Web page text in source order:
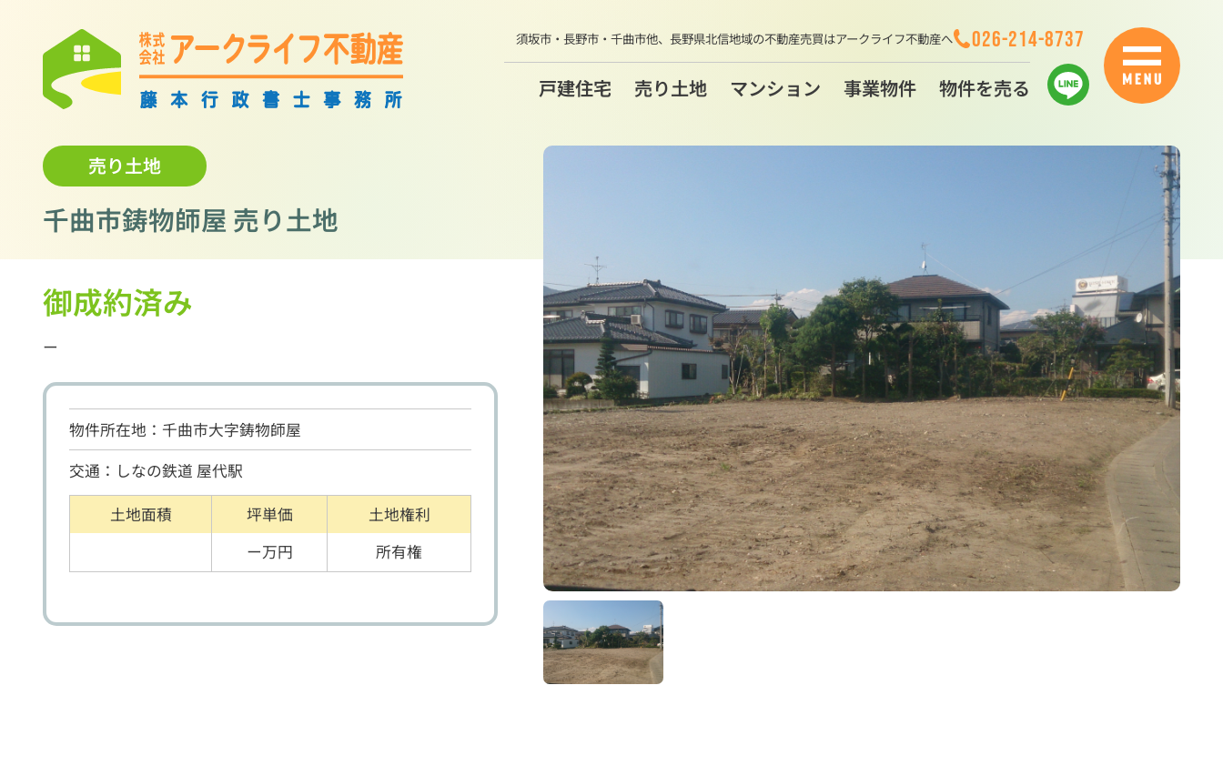
須坂市・長野市・千曲市他、 長野県北信地域の不動産売買はアークライフ不動産へ
戸建住宅 売り土地 マンション 事業物件 物件を売る
026-214-8737
売り土地
千曲市鋳物師屋 売り土地
御成約済み
ー
物件所在地：千曲市大字鋳物師屋
交通：しなの鉄道 屋代駅
土地面積
坪単価
土地権利
ー万円
所有権